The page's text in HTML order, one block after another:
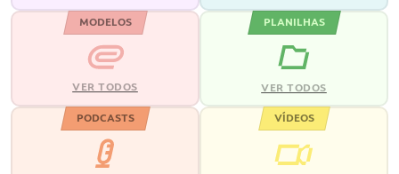
MODELOS
VER TODOS
PLANILHAS
VER TODOS
PODCASTS VÍDEOS